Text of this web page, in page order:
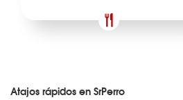
Atajos rápidos en SrPerro